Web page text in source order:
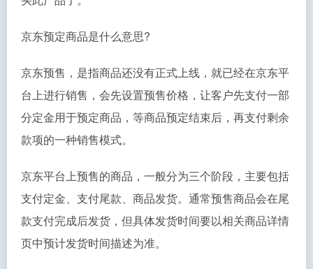
京东预定商品是什么意思?
京东预售，是指商品还没有正式上线，就已经在京东平
台上进行销售，会先设置预售价格，让客户先支付一部
分定金用于预定商品，等商品预定结束后，再支付剩余
款项的一种销售模式。
京东平台上预售的商品，一般分为三个阶段，主要包括
支付定金、支付尾款、商品发货。通常预售商品会在尾
款支付完成后发货，但具体发货时间要以相关商品详情
页中预计发货时间描述为准。